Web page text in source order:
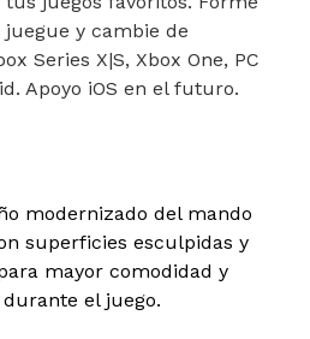
y cambie de
Series X|S, Xbox One, PC
Apoyo iOS en el futuro.
modernizado del mando
superficies esculpidas y
mayor comodidad y
el juego.